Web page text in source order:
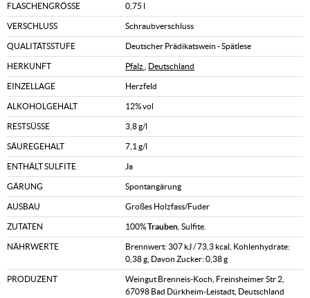
FLASCHENGRÖSSE 0,75 l
VERSCHLUSS Schraubverschluss
QUALITÄTSSTUFE Deutscher Prädikatswein - Spätlese
HERKUNFT Pfalz Deutschland
EINZELLAGE Herzfeld
ALKOHOLGEHALT 12% vol
RESTSÜSSE 3,8 g/l
SÄUREGEHALT 7,1 g/l
ENTHÄLT SULFITE Ja
GÄRUNG Spontangärung
AUSBAU Großes Holzfass/Fuder
ZUTATEN 100%Trauben , Sulfite.
NÄHRWERTE
Brennwert: 307 kJ / 73,3 kcal, Kohlenhydrate:
0,38 g, Davon Zucker: 0,38 g
PRODUZENT
Weingut Brenneis-Koch, Freinsheimer Str 2,
67098 Bad Dürkheim-Leistadt, Deutschland